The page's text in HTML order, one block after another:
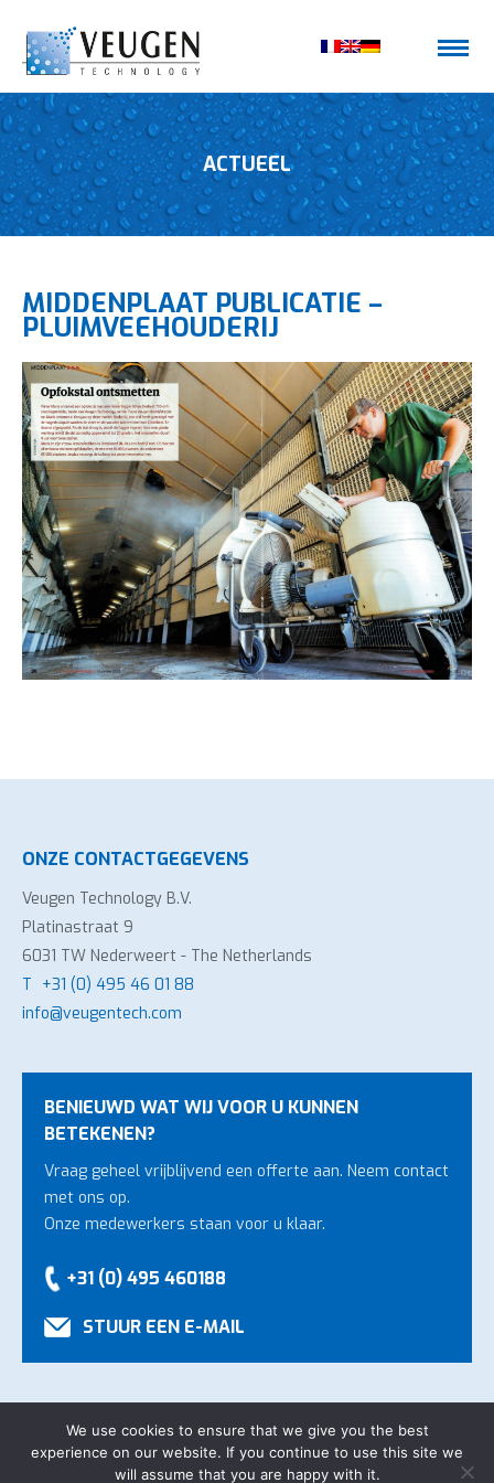
ACTUEEL
MIDDENPLAAT PUBLICATIE –
PLUIMVEEHOUDERIJ
ONZE CONTACTGEGEVENS
Veugen Technology B.V.
Platinastraat 9
6031 TW Nederweert - The Netherlands
T +31 (0) 495 46 01 88
info@veugentech.com
BENIEUWD WAT WIJ VOOR U KUNNEN
BETEKENEN?
Vraag geheel vrijblijvend een offerte aan. Neem contact
met ons op.
Onze medewerkers staan voor u klaar.
+31 (0) 495 460188
STUUR EEN E-MAIL
Copyright Veugen Technology B.V. - Algemene voorwaarden
We use cookies to ensure that we give you the best
experience on our website. If you continue to use this site we
will assume that you are happy with it.